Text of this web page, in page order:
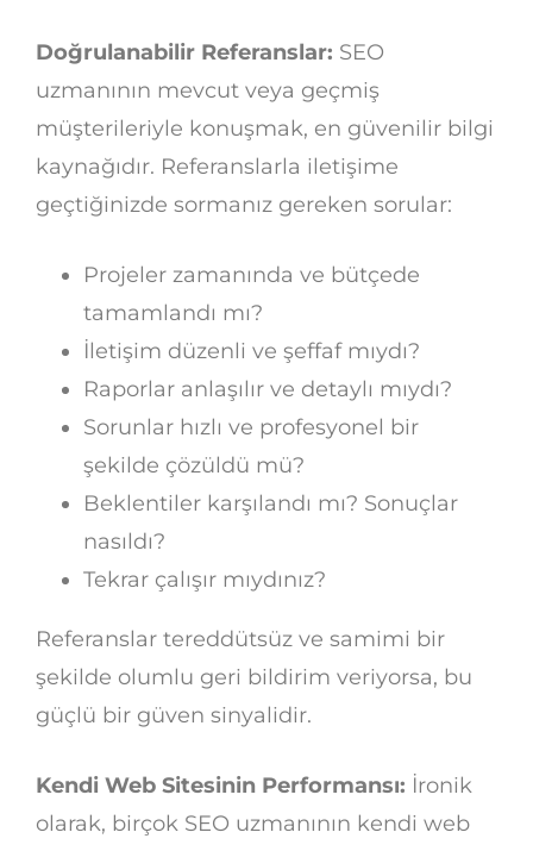
Doğrulanabilir Referanslar: SEO
uzmanının mevcut veya geçmiş
müşterileriyle konuşmak, en güvenilir bilgi
kaynağıdır. Referanslarla iletişime
geçtiğinizde sormanız gereken sorular:
Projeler zamanında ve bütçede
tamamlandı mı?
İletişim düzenli ve şeffaf mıydı?
Raporlar anlaşılır ve detaylı mıydı?
Sorunlar hızlı ve profesyonel bir
şekilde çözüldü mü?
Beklentiler karşılandı mı? Sonuçlar
nasıldı?
Tekrar çalışır mıydınız?
Referanslar tereddütsüz ve samimi bir
şekilde olumlu geri bildirim veriyorsa, bu
güçlü bir güven sinyalidir.
Kendi Web Sitesinin Performansı: İronik
olarak, birçok SEO uzmanının kendi web